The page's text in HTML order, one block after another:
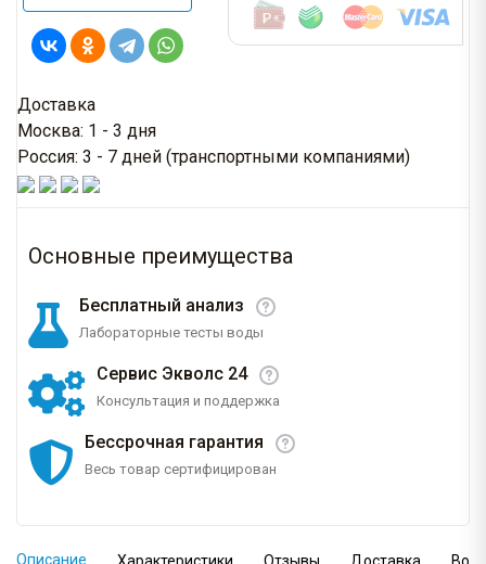
Доставка
Москва: 1 - 3 дня
Россия: 3 - 7 дней (транспортными компаниями)
Основные преимущества
Бесплатный анализ
Лабораторные тесты воды
Сервис Экволс 24
Консультация и поддержка
Бессрочная гарантия
Весь товар сертифицирован
Описание